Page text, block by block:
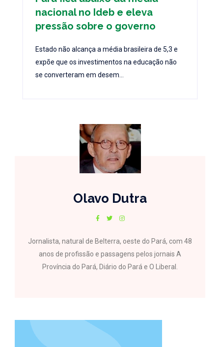
nacional no Ideb e eleva
pressão sobre o governo
Estado não alcança a média brasileira de 5,3 e
expõe que os investimentos na educação não
se converteram em desem...
Olavo Dutra
Jornalista, natural de Belterra, oeste do Pará, com 48
anos de profissão e passagens pelos jornais A
Província do Pará, Diário do Pará e O Liberal.